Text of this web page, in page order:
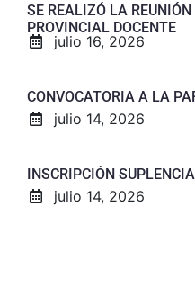
SE REALIZÓ LA
PROVINCIAL DOCENTE
julio 16, 2026
CONVOCATORIA A LA
julio 14, 2026
INSCRIPCIÓN
julio 14, 2026